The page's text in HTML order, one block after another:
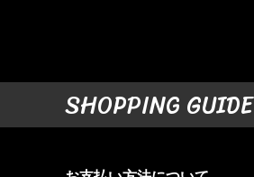
SHOPPING GUIDE